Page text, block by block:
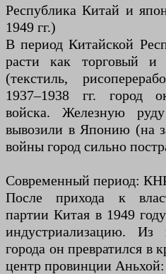
Республика Китай и
1949 гг.)
В период Китайской
расти как торговый
(текстиль,
1937–1938 гг. город
войска. Железную
вывозили в Японию (на
войны город сильно
Современный период:
После прихода к
партии Китая в 1949
индустриализацию. Из
города он превратился
центр провинции Аньхой: